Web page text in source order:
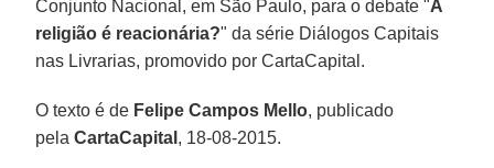
Conjunto Nacional, em São Paulo, para o debate "A
religião é reacionária?" da série Diálogos Capitais
nas Livrarias, promovido por CartaCapital.
O texto é de Felipe Campos Mello, publicado
pelaCartaCapital , 18-08-2015.